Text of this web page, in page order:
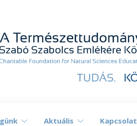
Aktuális Kapcsolat